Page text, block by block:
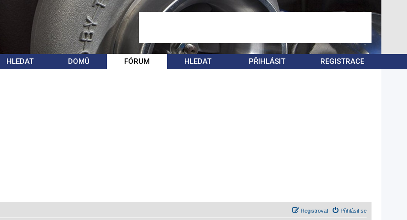
HLEDAT DOMŮ FÓRUM HLEDAT PŘIHLÁSIT REGISTRACE
Přihlásit se
Registrovat